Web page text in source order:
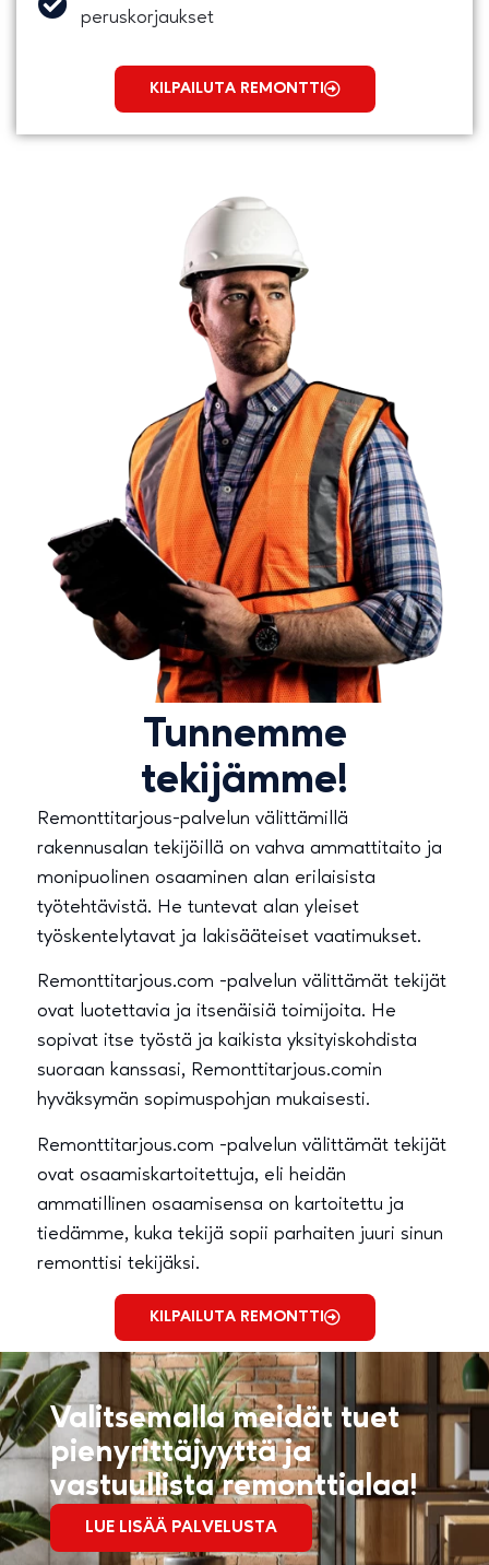
peruskorjaukset
KILPAILUTA REMONTTI
Tunnemme
tekijämme!
Remonttitarjous-palvelun välittämillä
rakennusalan tekijöillä on vahva ammattitaito ja
monipuolinen osaaminen alan erilaisista
työtehtävistä. He tuntevat alan yleiset
työskentelytavat ja lakisääteiset vaatimukset.
Remonttitarjous.com -palvelun välittämät tekijät
ovat luotettavia ja itsenäisiä toimijoita. He
sopivat itse työstä ja kaikista yksityiskohdista
suoraan kanssasi, Remonttitarjous.comin
hyväksymän sopimuspohjan mukaisesti.
Remonttitarjous.com -palvelun välittämät tekijät
ovat osaamiskartoitettuja, eli heidän
ammatillinen osaamisensa on kartoitettu ja
tiedämme, kuka tekijä sopii parhaiten juuri sinun
remonttisi tekijäksi.
KILPAILUTA REMONTTI
Valitsemalla meidät tuet
pienyrittäjyyttä ja
vastuullista remonttialaa!
LUE LISÄÄ PALVELUSTA